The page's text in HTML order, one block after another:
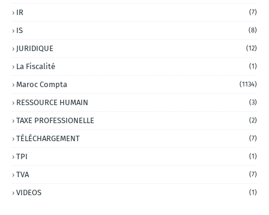
IR (7)
IS (8)
JURIDIQUE (12)
La Fiscalité (1)
Maroc Compta (1134)
RESSOURCE HUMAIN (3)
TAXE PROFESSIONELLE (2)
TÉLÉCHARGEMENT (7)
TPI (1)
TVA (7)
VIDEOS (1)